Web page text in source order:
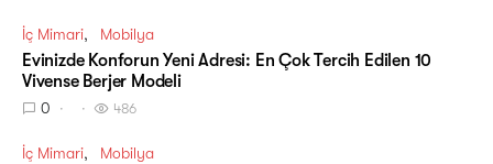
İç Mimari Mobilya
Evinizde Konforun Yeni Adresi: En Çok Tercih Edilen 10
Vivense Berjer Modeli
0 486
İç Mimari Mobilya